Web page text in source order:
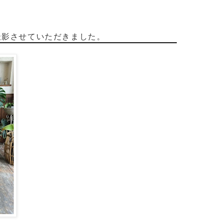
させていただきました。